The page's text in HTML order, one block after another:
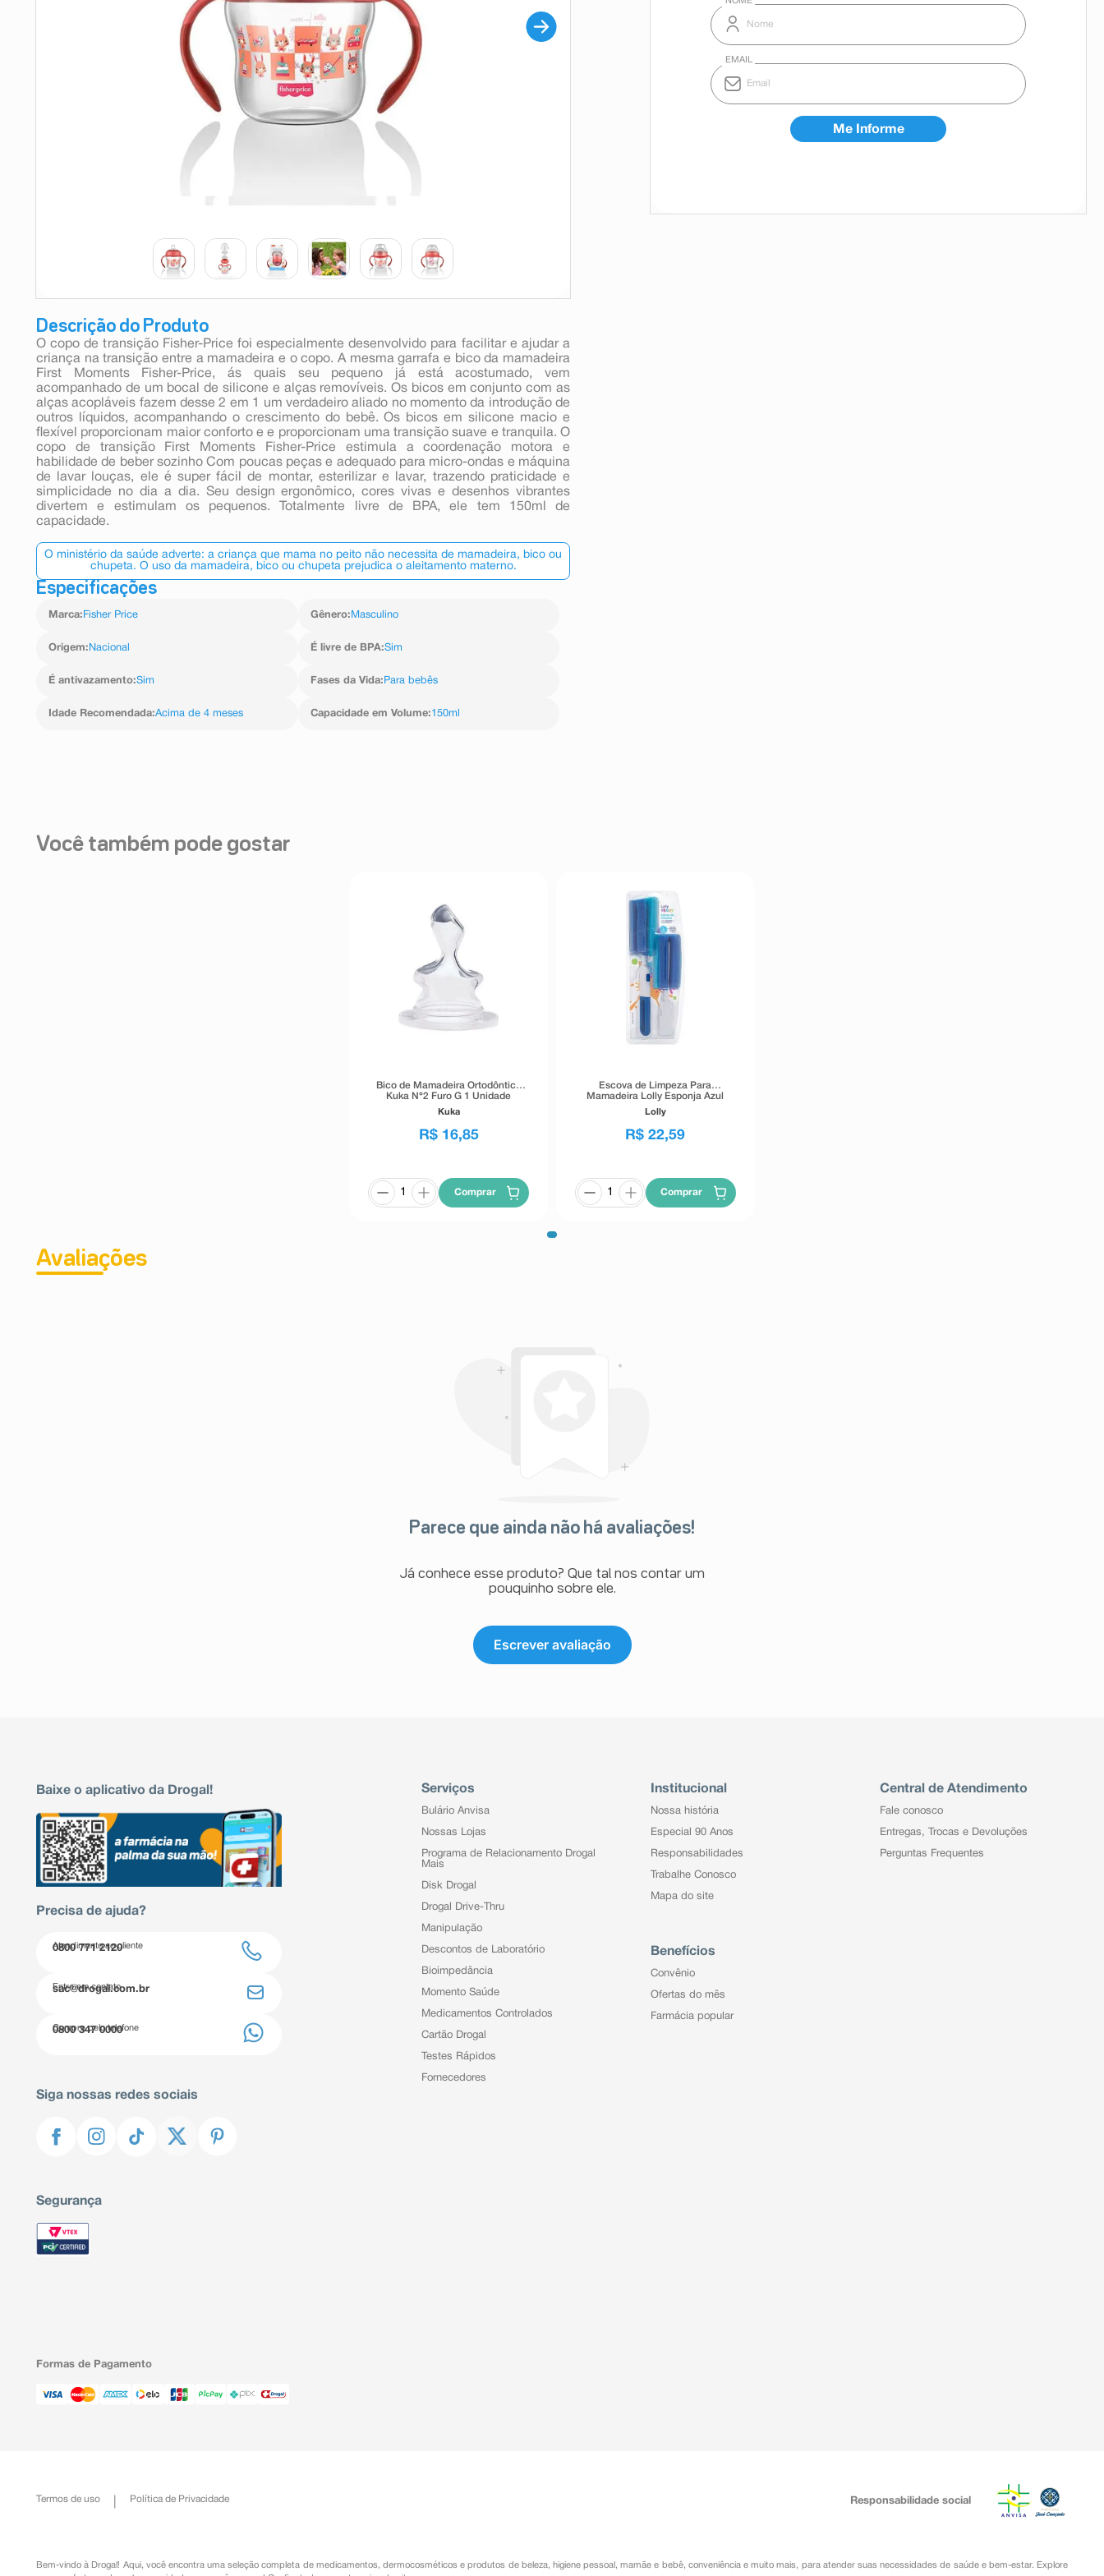
Descrição do Produto
O copo de transição Fisher-Price foi especialmente desenvolvido para facilitar e ajudar a
criança na transição entre a mamadeira e o copo. A mesma garrafa e bico da mamadeira
First Moments Fisher-Price, ás quais seu pequeno já está acostumado, vem
acompanhado de um bocal de silicone e alças removíveis. Os bicos em conjunto com as
alças acopláveis fazem desse 2 em 1 um verdadeiro aliado no momento da introdução de
outros líquidos, acompanhando o crescimento do bebê. Os bicos em silicone macio e
flexível proporcionam maior conforto e e proporcionam uma transição suave e tranquila. O
copo de transição First Moments Fisher-Price estimula a coordenação motora e
habilidade de beber sozinho Com poucas peças e adequado para micro-ondas e máquina
de lavar louças, ele é super fácil de montar, esterilizar e lavar, trazendo praticidade e
simplicidade no dia a dia. Seu design ergonômico, cores vivas e desenhos vibrantes
divertem e estimulam os pequenos. Totalmente livre de BPA, ele tem 150ml de
capacidade.
O ministério da saúde adverte: a criança que mama no peito não necessita de mamadeira, bico ou
chupeta. O uso da mamadeira, bico ou chupeta prejudica o aleitamento materno.
Especificações
Marca: Fisher Price Gênero: Masculino
Origem: Nacional É livre de BPA:Sim
É antivazamento:Sim Fases da Vida: Para bebês
Idade Recomendada:Acima de 4 meses Capacidade em Volume:150ml
Você também pode gostar
Bico de Mamadeira Ortodôntico
Kuka N°2 Furo G 1 Unidade
Kuka
R$ 16,85
Comprar
Escova de Limpeza Para
Mamadeira Lolly Esponja Azul
Lolly
R$ 22,59
Comprar
Avaliações
Parece que ainda não há avaliações!
Já conhece esse produto? Que tal nos contar um
pouquinho sobre ele.
Escrever avaliação
Baixe o aplicativo da Drogal!
Precisa de ajuda?
Atendimento ao cliente
0800 771 2120
Entre em contato
sac@drogal.com.br
Compre pelo telefone
0800 347 0000
Siga nossas redes sociais
Segurança
Serviços
Bulário Anvisa
Nossas Lojas
Programa de Relacionamento Drogal
Mais
Disk Drogal
Drogal Drive-Thru
Manipulação
Descontos de Laboratório
Bioimpedância
Momento Saúde
Medicamentos Controlados
Cartão Drogal
Testes Rápidos
Fornecedores
Institucional
Nossa história
Especial 90 Anos
Responsabilidades
Trabalhe Conosco
Mapa do site
Benefícios
Convênio
Ofertas do mês
Farmácia popular
Central de Atendimento
Fale conosco
Entregas, Trocas e Devoluções
Perguntas Frequentes
Formas de Pagamento
Termos de uso Política de Privacidade Responsabilidade social
Bem-vindo à Drogal! Aqui, você encontra uma seleção completa de medicamentos ,dermocosméticos e produtos de beleza, higiene pessoal ,mamãe e bebê, conveniênciae muito mais, para atender suas necessidades de saúde e bem-estar. Explore
9º absorvente
10ºshampoo